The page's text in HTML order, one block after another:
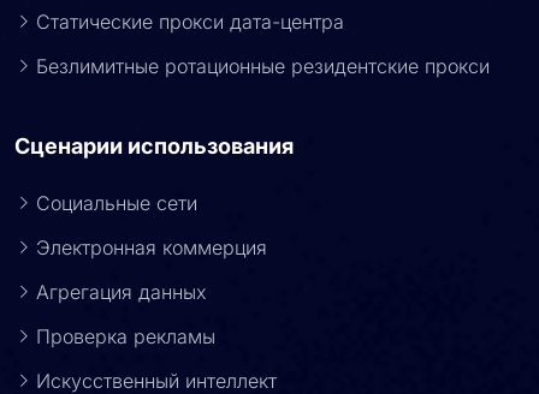
Статические прокси дата-центра
Безлимитные ротационные резидентские прокси
Сценарии использования
Социальные сети
Электронная коммерция
Агрегация данных
Проверка рекламы
Искусственный интеллект